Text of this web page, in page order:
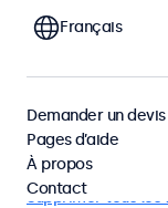
environnement et
d'exploitation
Écrans tactiles 17
Supprimer tous les
Français
Demander un devis
Pages d’aide
À propos
Contact